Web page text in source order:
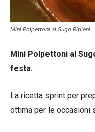
Mini Polpettoni al Sugo Ripieni
Mini Polpettoni al
festa.
La ricetta sprint per
ottima per le occasioni